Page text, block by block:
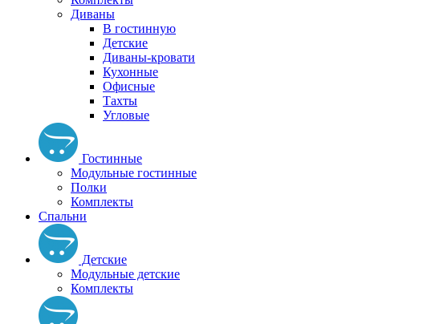
Диваны
В гостинную
Детские
Диваны-кровати
Кухонные
Офисные
Тахты
Угловые
Гостинные
Модульные гостинные
Полки
Комплекты
Спальни
Детские
Модульные детские
Комплекты